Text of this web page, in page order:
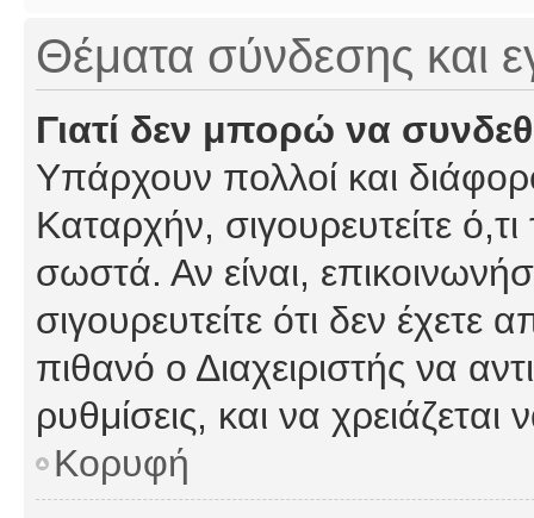
Θέματα σύνδεσης και
Γιατί δεν μπορώ να
Υπάρχουν πολλοί και
Καταρχήν, σιγουρευτείτε
σωστά. Αν είναι,
σιγουρευτείτε ότι δεν έχετε
πιθανό ο Διαχειριστής να
ρυθμίσεις, και να χρειάζεται
Κορυφή